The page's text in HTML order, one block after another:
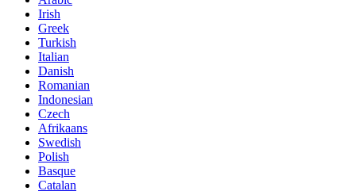
Irish
Greek
Turkish
Italian
Danish
Romanian
Indonesian
Czech
Afrikaans
Swedish
Polish
Basque
Catalan